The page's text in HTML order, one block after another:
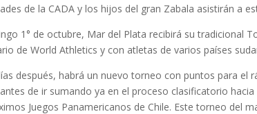
de la CADA y los hijos del gran Zabala asistirán a
1° de octubre, Mar del Plata recibirá su tradicional
de World Athletics y con atletas de varios países
después, habrá un nuevo torneo con puntos para el
de ir sumando ya en el proceso clasificatorio
Juegos Panamericanos de Chile. Este torneo del